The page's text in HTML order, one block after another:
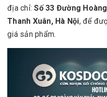
địa chỉ:Số 33 Đường
Thanh Xuân, Hà Nội, để
giá sản phẩm.